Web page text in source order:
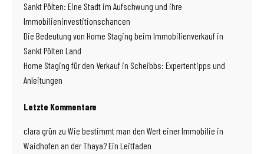
Sankt Pölten: Eine Stadt im Aufschwung und ihre
Immobilieninvestitionschancen
Die Bedeutung von Home Staging beim Immobilienverkauf in
Sankt Pölten Land
Home Staging für den Verkauf in Scheibbs: Expertentipps und
Anleitungen
Letzte Kommentare
clara grün zu Wie bestimmt man den Wert einer Immobilie in
Waidhofen an der Thaya? Ein Leitfaden